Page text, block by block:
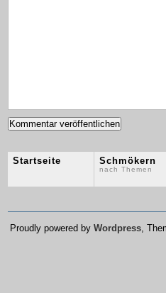
Startseite Schmökern
nach Themen
Proudly powered by Wordpress,